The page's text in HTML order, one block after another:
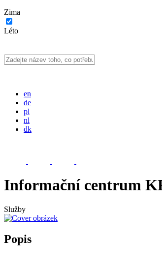
Zima
Léto
en
de
pl
nl
dk
Informační centrum
Služby
Popis